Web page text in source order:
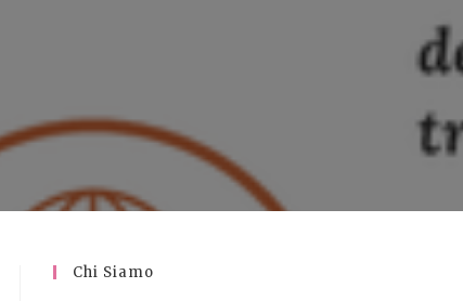
Chi Siamo